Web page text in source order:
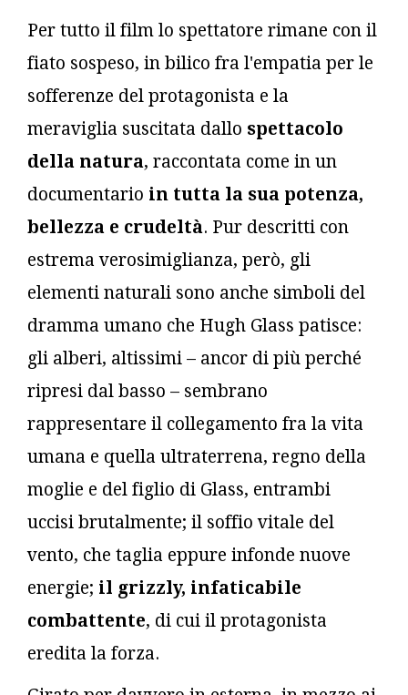
Per tutto il film lo spettatore rimane con il
fiato sospeso, in bilico fra l'empatia per le
sofferenze del protagonista e la
meraviglia suscitata dallo spettacolo
della natura, raccontata come in un
documentario in tutta la sua potenza,
bellezza e crudeltà. Pur descritti con
estrema verosimiglianza, però, gli
elementi naturali sono anche simboli del
dramma umano che Hugh Glass patisce:
gli alberi, altissimi – ancor di più perché
ripresi dal basso – sembrano
rappresentare il collegamento fra la vita
umana e quella ultraterrena, regno della
moglie e del figlio di Glass, entrambi
uccisi brutalmente; il soffio vitale del
vento, che taglia eppure infonde nuove
energie; il grizzly, infaticabile
combattente, di cui il protagonista
eredita la forza.